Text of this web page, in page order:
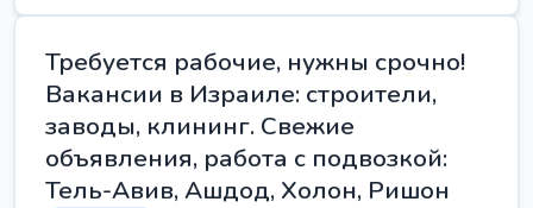
Требуется рабочие, нужны срочно!
Вакансии в Израиле: строители,
заводы, клининг. Свежие
объявления, работа с подвозкой:
Тель-Авив, Ашдод, Холон, Ришон